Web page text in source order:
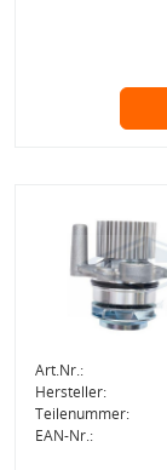
Art.Nr.:
Hersteller:
Teilenummer:
EAN-Nr.: